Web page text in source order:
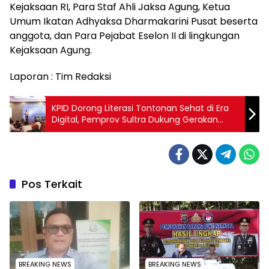
Kejaksaan RI, Para Staf Ahli Jaksa Agung, Ketua
Umum Ikatan Adhyaksa Dharmakarini Pusat beserta
anggota, dan Para Pejabat Eselon II di lingkungan
Kejaksaan Agung.
‎Laporan : Tim Redaksi
KPID Dorong Literasi Tontonan Sehat di Era
Digital, Pemprov Sultra Dukung Gerakan
Nasional Budaya Sensor Mandiri
Pos Terkait
BREAKING NEWS BREAKING NEWS